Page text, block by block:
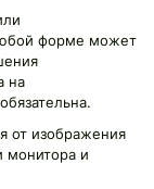
форме может
на
от изображения
монитора и